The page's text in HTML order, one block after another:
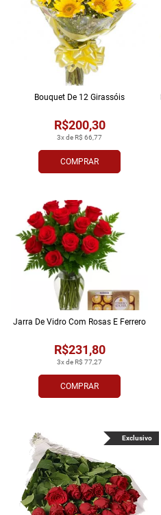
COMPRAR
3x de R$ 66,77
R$200,30
Bouquet De 12 Girassóis
COMPRAR
3x de R$ 77,27
R$231,80
Jarra De Vidro Com Rosas E Ferrero
Exclusivo